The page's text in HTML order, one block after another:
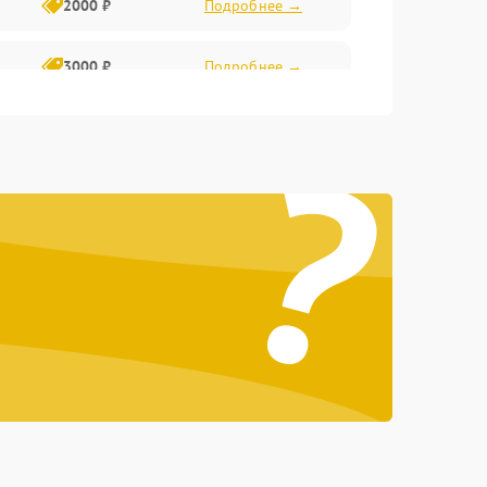
2000 ₽ Подробнее →
3000 ₽ Подробнее →
1000 ₽
Подробнее →
Подробнее →
?